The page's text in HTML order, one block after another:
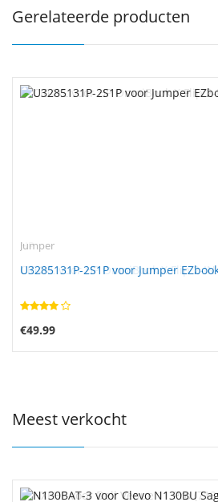
Gerelateerde producten
Jumper
U3285131P-2S1P voor Jumper
€49.99
Meest verkocht